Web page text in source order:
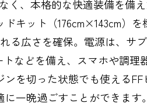
く、本格的な快適装備を備
キット（176cm×143cm）を
る広さを確保。電源は、サ
トなどを備え、スマホや調理
を切った状態でも使えるFF
一晩過ごすことができます。